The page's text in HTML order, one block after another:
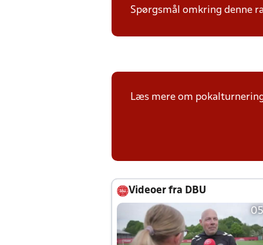
Spørgsmål omkring denne
Læs mere om
Videoer fra DBU